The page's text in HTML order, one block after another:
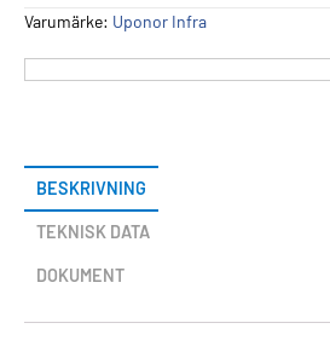
Varumärke: Uponor Infra
BESKRIVNING
TEKNISK DATA
DOKUMENT